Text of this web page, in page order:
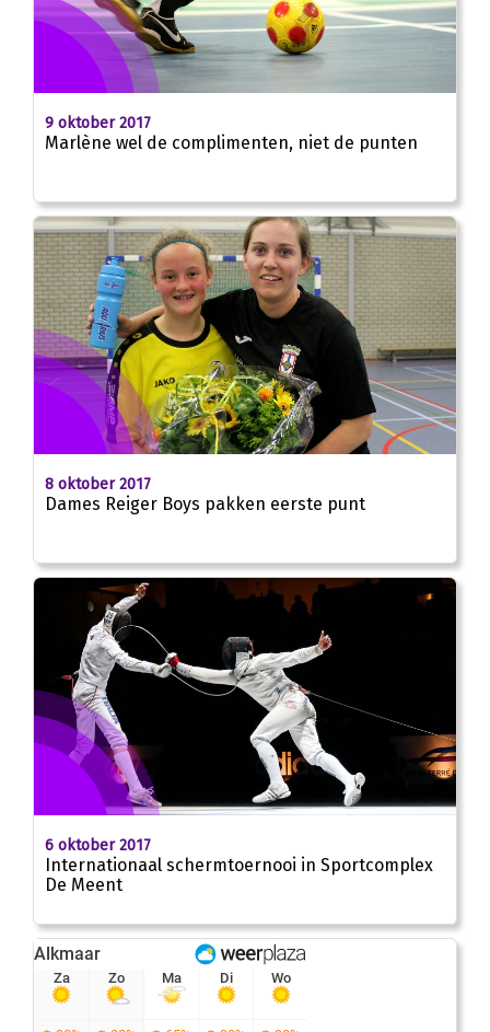
9 oktober 2017
Marlène wel de complimenten, niet de punten
8 oktober 2017
Dames Reiger Boys pakken eerste punt
6 oktober 2017
Internationaal schermtoernooi in Sportcomplex
De Meent